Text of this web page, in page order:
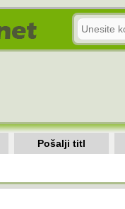
Pošalji titl